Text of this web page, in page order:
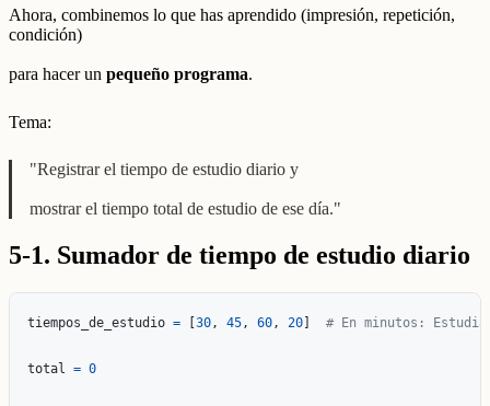
Ahora, combinemos lo que has aprendido (impresión, repetición,
condición)
para hacer un pequeño programa.
Tema:
"Registrar el tiempo de estudio diario y
mostrar el tiempo total de estudio de ese día."
5-1. Sumador de tiempo de estudio diario
tiempos_de_estudio = 30, 45, 60, 20 # En minutos:
total = 0